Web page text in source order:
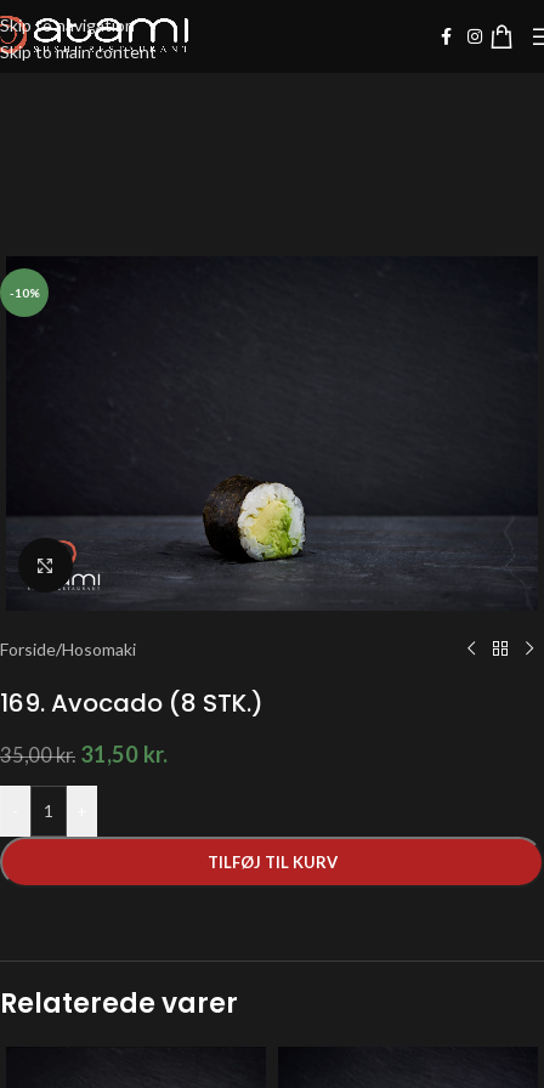
Skip to navigation
Skip to main content
-10%
Klik for at forstørre
Forside/Hosomaki
169. Avocado (8 STK.)
35,00kr. 31,50 kr.
TILFØJ TIL KURV
Relaterede varer